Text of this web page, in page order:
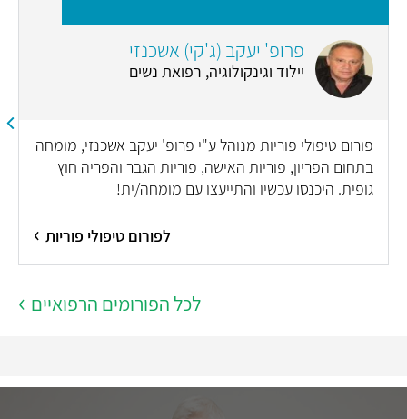
פרופ' יעקב (ג'קי) אשכנזי
יילוד וגינקולוגיה, רפואת נשים
פורום טיפולי פוריות מנוהל ע"י פרופ' יעקב אשכנזי, מומחה
בתחום הפריון, פוריות האישה, פוריות הגבר והפריה חוץ
גופית. היכנסו עכשיו והתייעצו עם מומחה/ית!
לפורום טיפולי פוריות
לכל הפורומים הרפואיים